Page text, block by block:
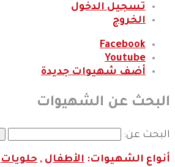
تسجيل الدخول
الخروج
Facebook
Youtube
أضف شهيوات جديدة
البحث عن الشهيوات
البحث عن:
أنواع الشهيوات: الأطفال , حلويات